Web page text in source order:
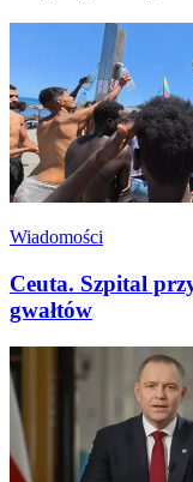
Wiadomości
Ceuta. Szpital
gwałtów